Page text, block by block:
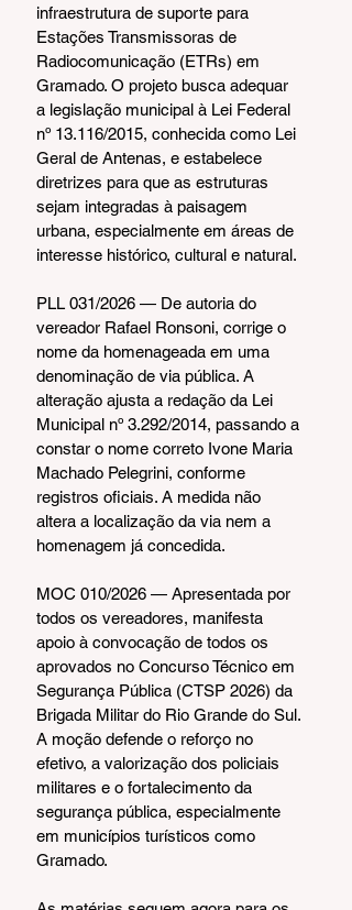
infraestrutura de suporte para
Estações Transmissoras de
Radiocomunicação (ETRs) em
Gramado. O projeto busca adequar
a legislação municipal à Lei Federal
nº 13.116/2015, conhecida como Lei
Geral de Antenas, e estabelece
diretrizes para que as estruturas
sejam integradas à paisagem
urbana, especialmente em áreas de
interesse histórico, cultural e natural.
PLL 031/2026 — De autoria do
vereador Rafael Ronsoni, corrige o
nome da homenageada em uma
denominação de via pública. A
alteração ajusta a redação da Lei
Municipal nº 3.292/2014, passando a
constar o nome correto Ivone Maria
Machado Pelegrini, conforme
registros oficiais. A medida não
altera a localização da via nem a
homenagem já concedida.
MOC 010/2026 — Apresentada por
todos os vereadores, manifesta
apoio à convocação de todos os
aprovados no Concurso Técnico em
Segurança Pública (CTSP 2026) da
Brigada Militar do Rio Grande do Sul.
A moção defende o reforço no
efetivo, a valorização dos policiais
militares e o fortalecimento da
segurança pública, especialmente
em municípios turísticos como
Gramado.